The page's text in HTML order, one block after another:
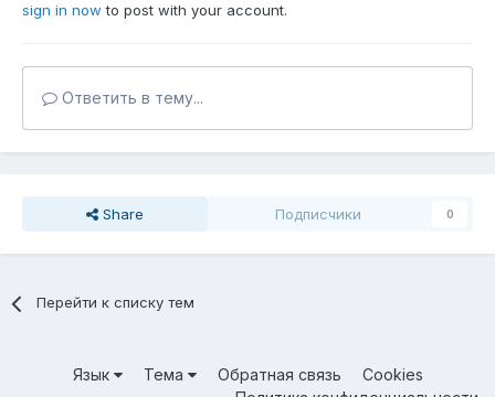
sign in now to post with your account.
Ответить в тему...
Share Подписчики 0
Перейти к списку тем
Язык Тема Обратная связь
Cookies